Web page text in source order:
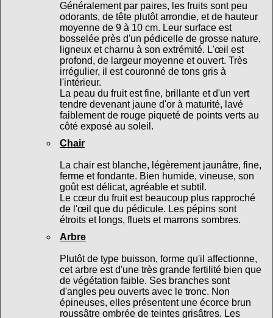
Généralement par paires, les fruits sont peu
odorants, de tête plutôt arrondie, et de hauteur
moyenne de 9 à 10 cm. Leur surface est
bosselée près d'un pédicelle de grosse nature,
ligneux et charnu à son extrémité. L'œil est
profond, de largeur moyenne et ouvert. Très
irrégulier, il est couronné de tons gris à
l'intérieur.
La peau du fruit est fine, brillante et d'un vert
tendre devenant jaune d'or à maturité, lavé
faiblement de rouge piqueté de points verts au
côté exposé au soleil.
Chair
La chair est blanche, légèrement jaunâtre, fine,
ferme et fondante. Bien humide, vineuse, son
goût est délicat, agréable et subtil.
Le cœur du fruit est beaucoup plus rapproché
de l'œil que du pédicule. Les pépins sont
étroits et longs, fluets et marrons sombres.
Arbre
Plutôt de type buisson, forme qu'il affectionne,
cet arbre est d'une très grande fertilité bien que
de végétation faible. Ses branches sont
d'angles peu ouverts avec le tronc. Non
épineuses, elles présentent une écorce brun
roussâtre ombrée de teintes grisâtres. Les